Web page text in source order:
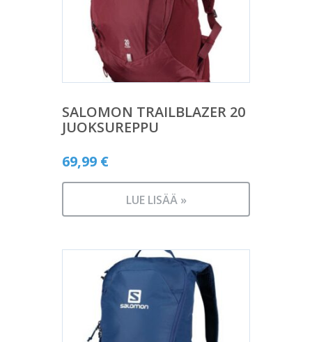
SALOMON TRAILBLAZER 20
JUOKSUREPPU
69,99 €
LUE LISÄÄ »